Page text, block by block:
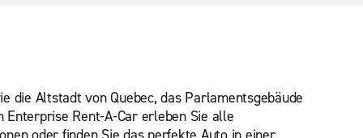
die Altstadt von Quebec, das Parlamentsgebäude
Rent-A-Car erleben Sie alle